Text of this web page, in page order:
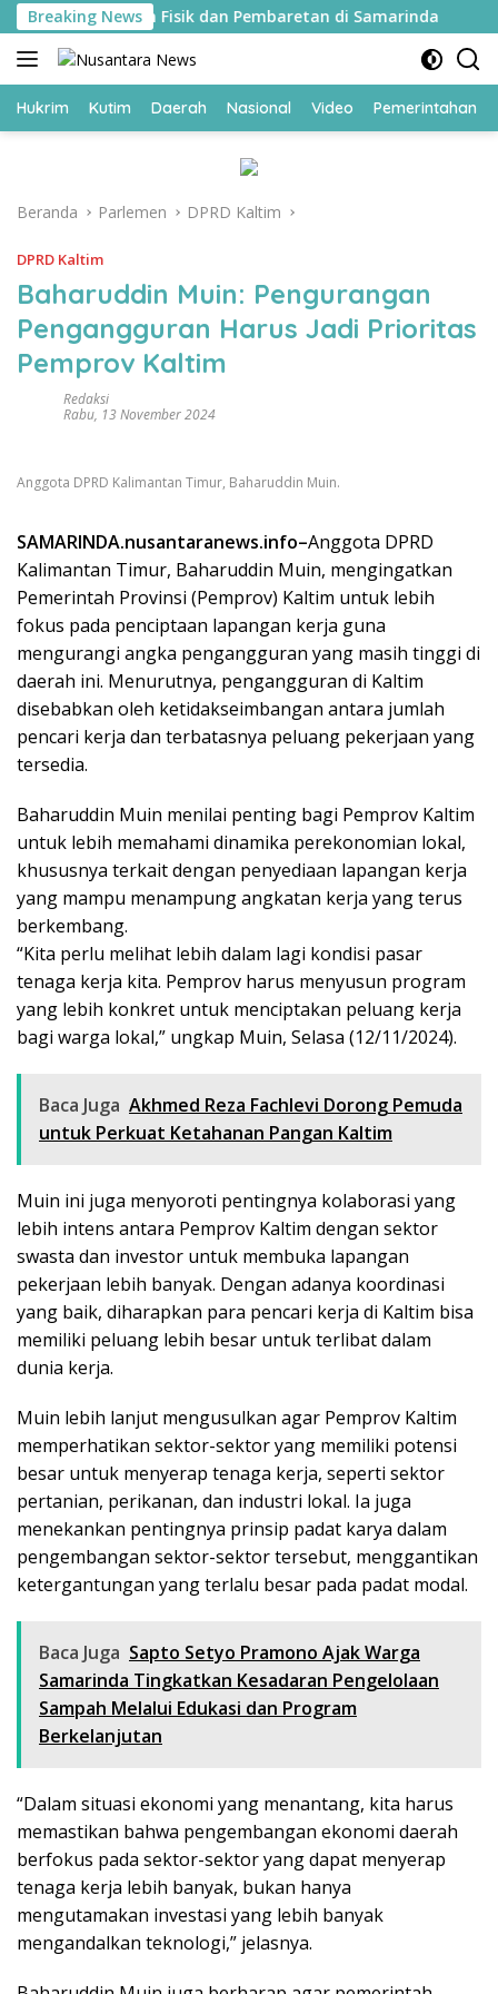
Langsung
ke
konten
Breaking News
Pembinaan Fisik dan Pembaretan di Samarinda
Hukrim Kutim Daerah Nasional Video Pemerintahan
Beranda Parlemen DPRD Kaltim
DPRD Kaltim
Baharuddin Muin: Pengurangan
Pengangguran Harus Jadi Prioritas
Pemprov Kaltim
Redaksi
Rabu, 13 November 2024
Anggota DPRD Kalimantan Timur, Baharuddin Muin.
SAMARINDA.nusantaranews.info–Anggota DPRD
Kalimantan Timur, Baharuddin Muin, mengingatkan
Pemerintah Provinsi (Pemprov) Kaltim untuk lebih
fokus pada penciptaan lapangan kerja guna
mengurangi angka pengangguran yang masih tinggi di
daerah ini. Menurutnya, pengangguran di Kaltim
disebabkan oleh ketidakseimbangan antara jumlah
pencari kerja dan terbatasnya peluang pekerjaan yang
tersedia.
Baharuddin Muin menilai penting bagi Pemprov Kaltim
untuk lebih memahami dinamika perekonomian lokal,
khususnya terkait dengan penyediaan lapangan kerja
yang mampu menampung angkatan kerja yang terus
berkembang.
“Kita perlu melihat lebih dalam lagi kondisi pasar
tenaga kerja kita. Pemprov harus menyusun program
yang lebih konkret untuk menciptakan peluang kerja
bagi warga lokal,” ungkap Muin, Selasa (12/11/2024).
Baca Juga Akhmed Reza Fachlevi Dorong Pemuda
untuk Perkuat Ketahanan Pangan Kaltim
Muin ini juga menyoroti pentingnya kolaborasi yang
lebih intens antara Pemprov Kaltim dengan sektor
swasta dan investor untuk membuka lapangan
pekerjaan lebih banyak. Dengan adanya koordinasi
yang baik, diharapkan para pencari kerja di Kaltim bisa
memiliki peluang lebih besar untuk terlibat dalam
dunia kerja.
Muin lebih lanjut mengusulkan agar Pemprov Kaltim
memperhatikan sektor-sektor yang memiliki potensi
besar untuk menyerap tenaga kerja, seperti sektor
pertanian, perikanan, dan industri lokal. Ia juga
menekankan pentingnya prinsip padat karya dalam
pengembangan sektor-sektor tersebut, menggantikan
ketergantungan yang terlalu besar pada padat modal.
Baca Juga Sapto Setyo Pramono Ajak Warga
Samarinda Tingkatkan Kesadaran Pengelolaan
Sampah Melalui Edukasi dan Program
Berkelanjutan
“Dalam situasi ekonomi yang menantang, kita harus
memastikan bahwa pengembangan ekonomi daerah
berfokus pada sektor-sektor yang dapat menyerap
tenaga kerja lebih banyak, bukan hanya
mengutamakan investasi yang lebih banyak
mengandalkan teknologi,” jelasnya.